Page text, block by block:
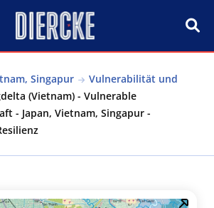
Singapur
Vulnerabilität und
(Vietnam) - Vulnerable
- Japan, Vietnam, Singapur -